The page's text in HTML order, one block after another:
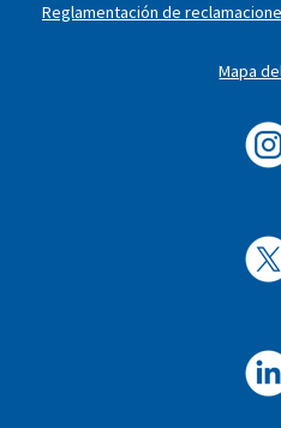
Reglamentación de
Mapa